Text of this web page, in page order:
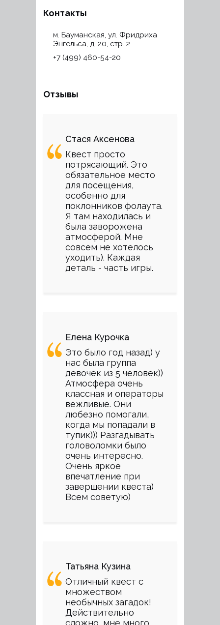
Контакты
м. Бауманская, ул. Фридриха
Энгельса, д. 20, стр. 2
+7 (499) 460-54-20
Отзывы
Стася Аксенова
Квест просто
потрясающий. Это
обязательное место
для посещения,
особенно для
поклонников фолаута.
Я там находилась и
была заворожена
атмосферой. Мне
совсем не хотелось
уходить). Каждая
деталь - часть игры.
Елена Курочка
Это было год назад) у
нас была группа
девочек из 5 человек))
Атмосфера очень
классная и операторы
вежливые. Они
любезно помогали,
когда мы попадали в
тупик))) Разгадывать
головоломки было
очень интересно.
Очень яркое
впечатление при
завершении квеста)
Всем советую)
Татьяна Кузина
Отличный квест с
множеством
необычных загадок!
Действительно
сложно, мне много